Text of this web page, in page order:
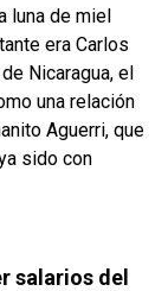
luna de miel
era Carlos
Nicaragua, el
una relación
Aguerri, que
sido con
salarios del